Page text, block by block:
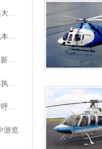
价值400万的直升机在辽宁本溪大雅河执行巡查任务
山东济南400万直升机空中婚礼本月新的一场即将开始
农村新郎小伙租2架直升机迎娶新娘相恋7年婚礼十分浪漫
价值400万的直升机在东北吉林执行巡查任务
价值400万的直升机参加内蒙古呼伦贝尔静展活动
游览